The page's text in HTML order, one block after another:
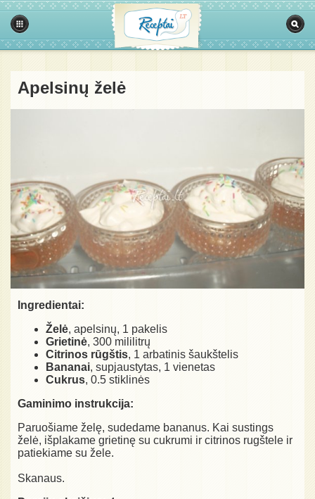
Apelsinų želė
Ingredientai:
Želė, apelsinų, 1 pakelis
Grietinė, 300 mililitrų
Citrinos rūgštis, 1 arbatinis šaukštelis
Bananai, supjaustytas, 1 vienetas
Cukrus, 0.5 stiklinės
Gaminimo instrukcija:
Paruošiame želę, sudedame bananus. Kai sustings
želė, išplakame grietinę su cukrumi ir citrinos rugštele ir
patiekiame su žele.
Skanaus.